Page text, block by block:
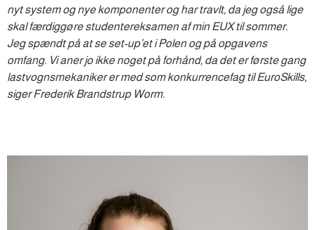
nyt system og nye komponenter og har travlt, da jeg også lige
skal færdiggøre studentereksamen af min EUX til sommer.
Jeg spændt på at se set-up’et i Polen og på opgavens
omfang. Vi aner jo ikke noget på forhånd, da det er første gang
lastvognsmekaniker er med som konkurrencefag til EuroSkills,
siger Frederik Brandstrup Worm.